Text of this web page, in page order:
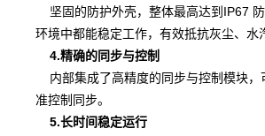
坚固的防护外壳，整体最高达到IP67
环境中都能稳定工作，有效抵抗灰尘、水
4.精确的同步与控制
内部集成了高精度的同步与控制模块，
准控制同步。
5.长时间稳定运行